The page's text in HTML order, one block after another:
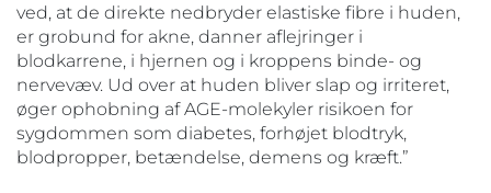
ved, at de direkte nedbryder elastiske fibre i huden,
er grobund for akne, danner aflejringer i
blodkarrene, i hjernen og i kroppens binde- og
nervevæv. Ud over at huden bliver slap og irriteret,
øger ophobning af AGE-molekyler risikoen for
sygdommen som diabetes, forhøjet blodtryk,
blodpropper, betændelse, demens og kræft.”